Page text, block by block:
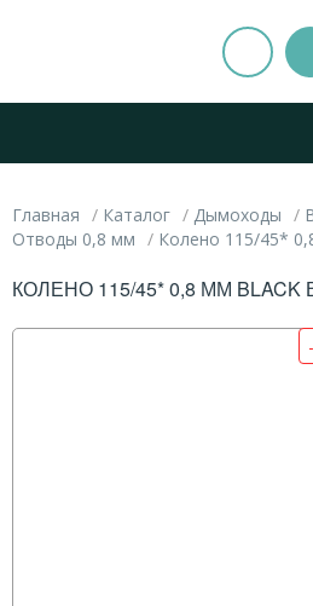
Главная Каталог Дымоходы
Отводы 0,8 мм
Колено 115/45*
КОЛЕНО 115/45* 0,8 ММ